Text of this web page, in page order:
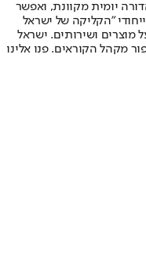
יומית מקוונת, ואפשר
"הקליקה של ישראל
מוצרים ושירותים. ישראל
מקהל הקוראים. פנו אלינו